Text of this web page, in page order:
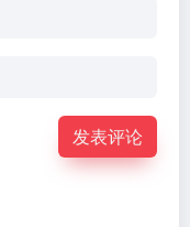
发表评论